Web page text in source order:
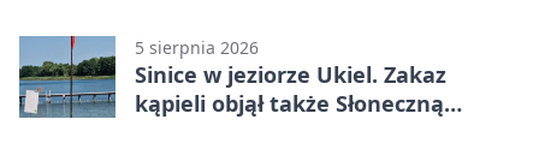
5 sierpnia 2026
Sinice w jeziorze Ukiel. Zakaz
kąpieli objął także Słoneczną